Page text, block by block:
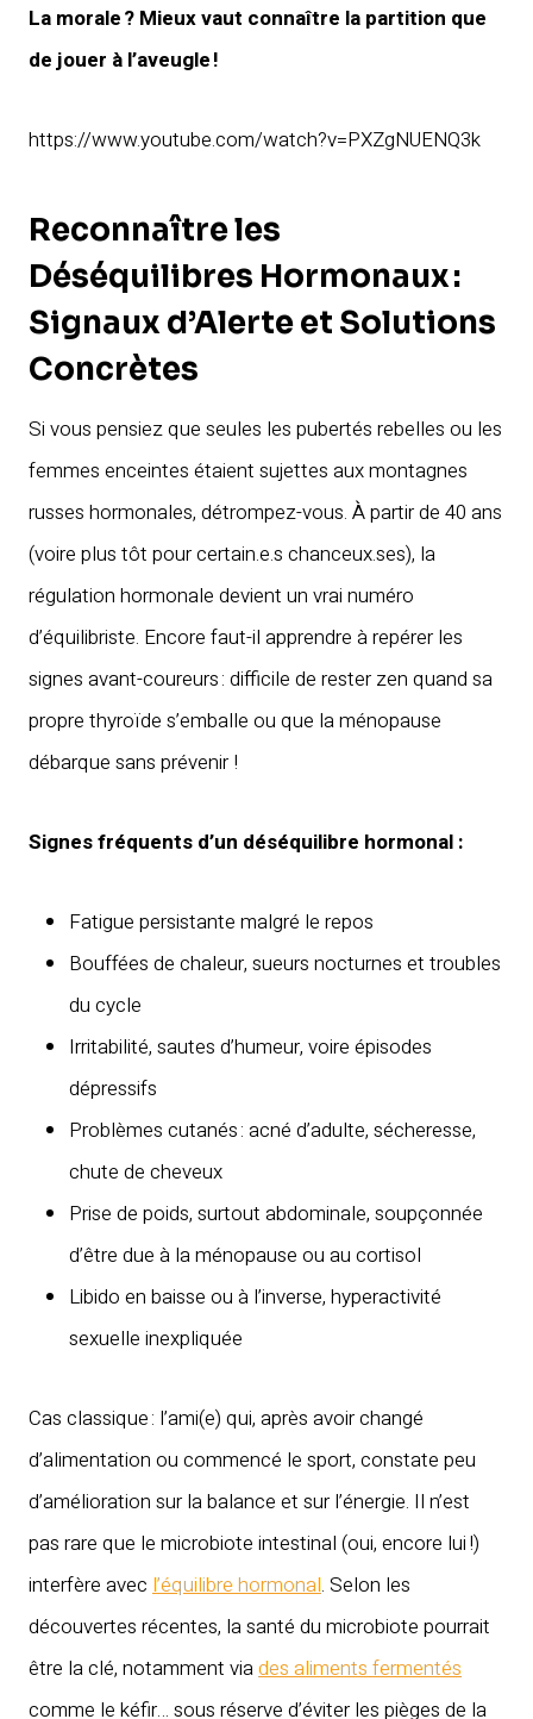
La morale ? Mieux vaut connaître la partition que
de jouer à l’aveugle !
https://www.youtube.com/watch?v=PXZgNUENQ3k
Reconnaître les
Déséquilibres Hormonaux :
Signaux d’Alerte et Solutions
Concrètes
Si vous pensiez que seules les pubertés rebelles ou les
femmes enceintes étaient sujettes aux montagnes
russes hormonales, détrompez-vous. À partir de 40 ans
(voire plus tôt pour certain.e.s chanceux.ses), la
régulation hormonale devient un vrai numéro
d’équilibriste. Encore faut-il apprendre à repérer les
signes avant-coureurs : difficile de rester zen quand sa
propre thyroïde s’emballe ou que la ménopause
débarque sans prévenir !
Signes fréquents d’un déséquilibre hormonal :
Fatigue persistante malgré le repos
Bouffées de chaleur, sueurs nocturnes et troubles
du cycle
Irritabilité, sautes d’humeur, voire épisodes
dépressifs
Problèmes cutanés : acné d’adulte, sécheresse,
chute de cheveux
Prise de poids, surtout abdominale, soupçonnée
d’être due à la ménopause ou au cortisol
Libido en baisse ou à l’inverse, hyperactivité
sexuelle inexpliquée
Cas classique : l’ami(e) qui, après avoir changé
d’alimentation ou commencé le sport, constate peu
d’amélioration sur la balance et sur l’énergie. Il n’est
pas rare que le microbiote intestinal (oui, encore lui !)
interfère avec l’équilibre hormonal. Selon les
découvertes récentes, la santé du microbiote pourrait
être la clé, notamment viades aliments fermentés
comme le kéfir… sous réserve d’éviter les pièges de la